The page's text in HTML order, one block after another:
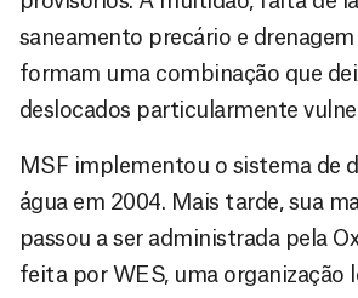
saneamento precário e drenagem
formam uma combinação que
deslocados particularmente
MSF implementou o sistema de
água em 2004. Mais tarde, sua
passou a ser administrada pela
feita por WES, uma organização